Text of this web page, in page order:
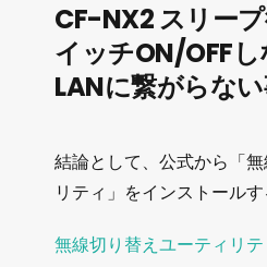
CF-NX2 スリー
イッチON/OFF
LANに繋がらな
結論として、公式から「
リティ」をインストールす
無線切り替えユーティリテ